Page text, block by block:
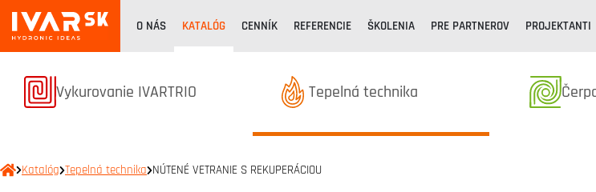
O NÁS KATALÓG CENNÍK REFERENCIE ŠKOLENIA PRE PARTNEROV PROJEKTANTI
Termékek kategóriából
Vykurovanie IVARTRIO Termékek kategóriából
Tepelná technika
Katalóg Tepelná technika NÚTENÉ VETRANIE S REKUPERÁCIOU